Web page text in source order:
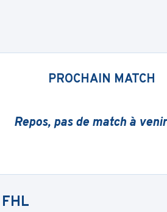
PROCHAIN MATCH
Repos, pas de match à
FHL